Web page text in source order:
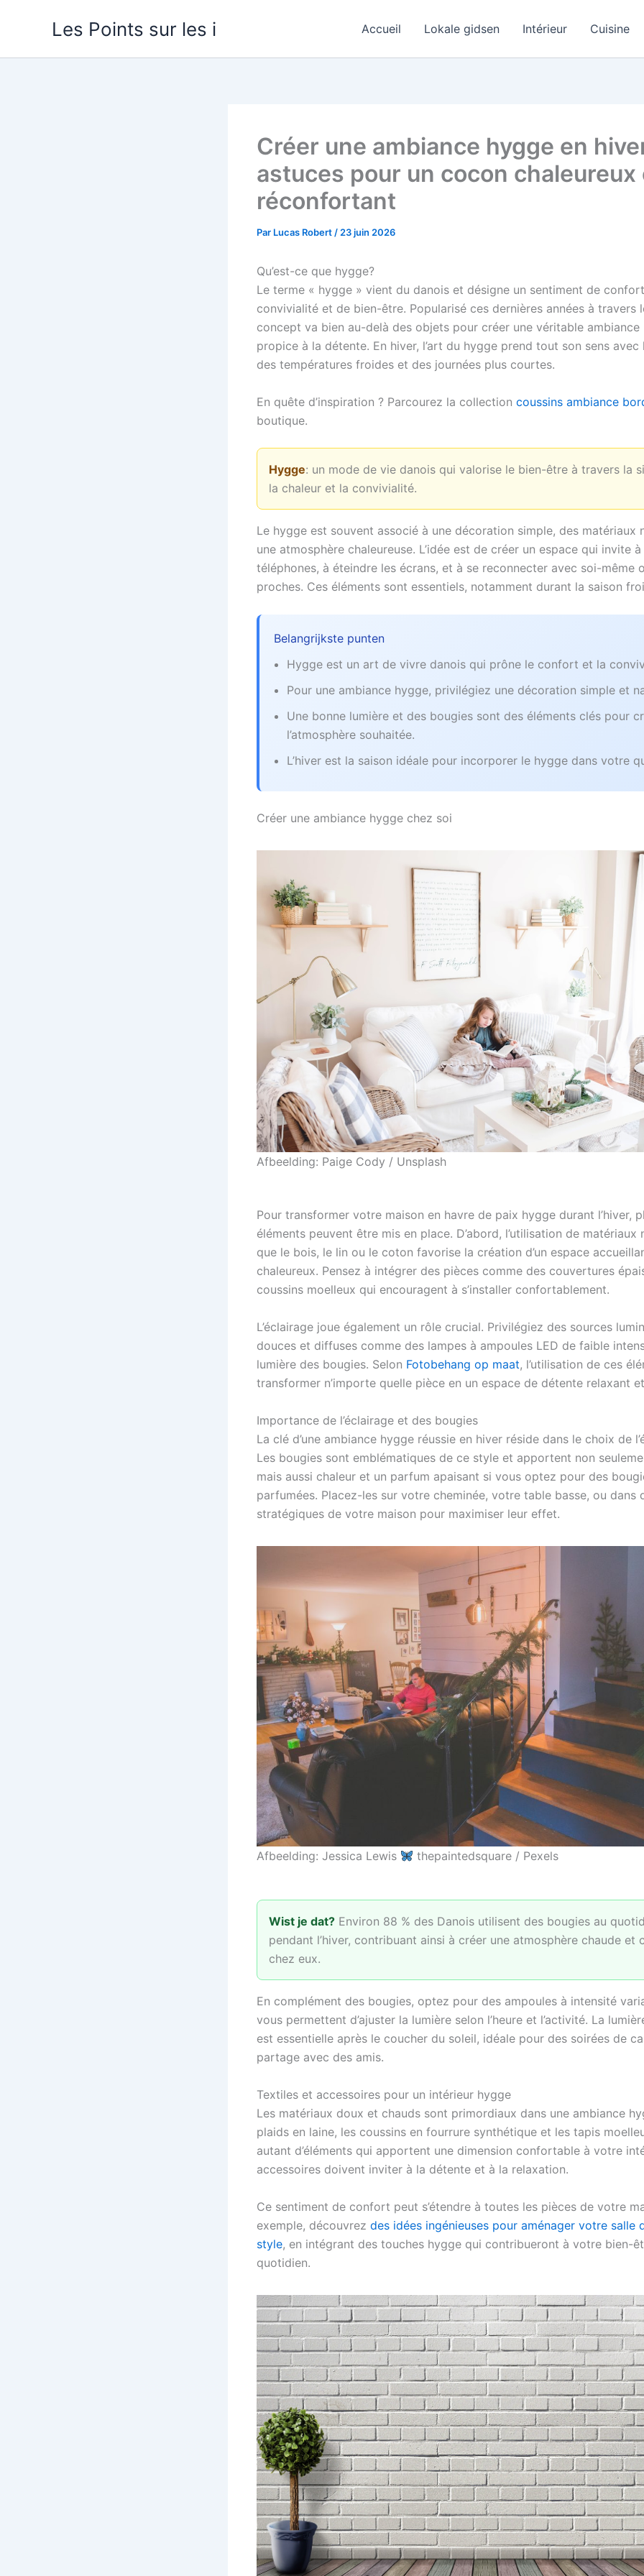
Les Points sur les i Accueil Lokale gidsen Intérieur Cuisine
Créer une ambiance hygge en
astuces pour un cocon chaleureux
réconfortant
Par Lucas Robert / 23 juin 2026
Qu’est-ce que hygge?
Le terme « hygge » vient du danois et désigne un sentiment de
convivialité et de bien-être. Popularisé ces dernières années à travers
concept va bien au-delà des objets pour créer une véritable ambiance
propice à la détente. En hiver, l’art du hygge prend tout son sens avec
des températures froides et des journées plus courtes.
En quête d’inspiration ? Parcourez la collection coussins ambiance
boutique.
Hygge: un mode de vie danois qui valorise le bien-être à travers la
la chaleur et la convivialité.
Le hygge est souvent associé à une décoration simple, des matériaux
une atmosphère chaleureuse. L’idée est de créer un espace qui invite
téléphones, à éteindre les écrans, et à se reconnecter avec soi-même
proches. Ces éléments sont essentiels, notamment durant la saison
Belangrijkste punten
Hygge est un art de vivre danois qui prône le confort et la
Pour une ambiance hygge, privilégiez une décoration simple et
Une bonne lumière et des bougies sont des éléments clés pour
l’atmosphère souhaitée.
L’hiver est la saison idéale pour incorporer le hygge dans votre
Créer une ambiance hygge chez soi
Afbeelding: Paige Cody / Unsplash
Pour transformer votre maison en havre de paix hygge durant l’hiver,
éléments peuvent être mis en place. D’abord, l’utilisation de matériaux
que le bois, le lin ou le coton favorise la création d’un espace
chaleureux. Pensez à intégrer des pièces comme des couvertures
coussins moelleux qui encouragent à s’installer confortablement.
L’éclairage joue également un rôle crucial. Privilégiez des sources
douces et diffuses comme des lampes à ampoules LED de faible
lumière des bougies. Selon Fotobehang op maat, l’utilisation de ces
transformer n’importe quelle pièce en un espace de détente relaxant
Importance de l’éclairage et des bougies
La clé d’une ambiance hygge réussie en hiver réside dans le choix de
Les bougies sont emblématiques de ce style et apportent non
mais aussi chaleur et un parfum apaisant si vous optez pour des
parfumées. Placez-les sur votre cheminée, votre table basse, ou dans
stratégiques de votre maison pour maximiser leur effet.
Afbeelding: Jessica Lewis thepaintedsquare / Pexels
Wist je dat? Environ 88 % des Danois utilisent des bougies au
pendant l’hiver, contribuant ainsi à créer une atmosphère chaude et
chez eux.
En complément des bougies, optez pour des ampoules à intensité
vous permettent d’ajuster la lumière selon l’heure et l’activité. La
est essentielle après le coucher du soleil, idéale pour des soirées de
partage avec des amis.
Textiles et accessoires pour un intérieur hygge
Les matériaux doux et chauds sont primordiaux dans une ambiance
plaids en laine, les coussins en fourrure synthétique et les tapis
autant d’éléments qui apportent une dimension confortable à votre
accessoires doivent inviter à la détente et à la relaxation.
Ce sentiment de confort peut s’étendre à toutes les pièces de votre
exemple, découvrez des idées ingénieuses pour aménager votre salle
style, en intégrant des touches hygge qui contribueront à votre bien-
quotidien.